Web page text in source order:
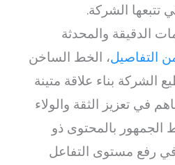
تتبعها الشركة.
الدقيقة والمحدثة
التفاصيل، الخط الساخن
الشركة بناء علاقة متينة
في تعزيز الثقة والولاء
الجمهور بالمحتوى ذو
في رفع مستوى التفاعل